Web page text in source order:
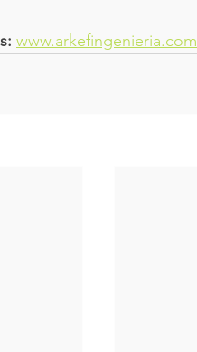
www.arkefingenieria.com